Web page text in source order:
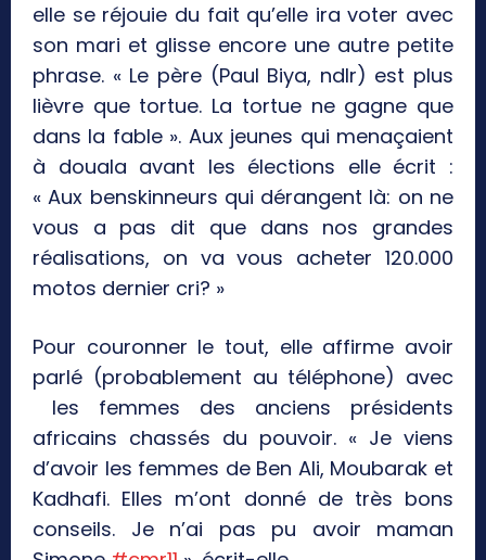
elle se réjouie du fait qu’elle ira voter avec
son mari et glisse encore une autre petite
phrase. « Le père (Paul Biya, ndlr) est plus
lièvre que tortue. La tortue ne gagne que
dans la fable ». Aux jeunes qui menaçaient
à douala avant les élections elle écrit :
« Aux benskinneurs qui dérangent là: on ne
vous a pas dit que dans nos grandes
réalisations, on va vous acheter 120.000
motos dernier cri? »
Pour couronner le tout, elle affirme avoir
parlé (probablement au téléphone) avec
les femmes des anciens présidents
africains chassés du pouvoir. « Je viens
d’avoir les femmes de Ben Ali, Moubarak et
Kadhafi. Elles m’ont donné de très bons
conseils. Je n’ai pas pu avoir maman